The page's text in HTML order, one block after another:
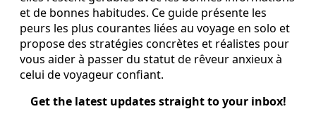
et de bonnes habitudes. Ce guide présente les
peurs les plus courantes liées au voyage en solo et
propose des stratégies concrètes et réalistes pour
vous aider à passer du statut de rêveur anxieux à
celui de voyageur confiant.
Get the latest updates straight to your inbox!